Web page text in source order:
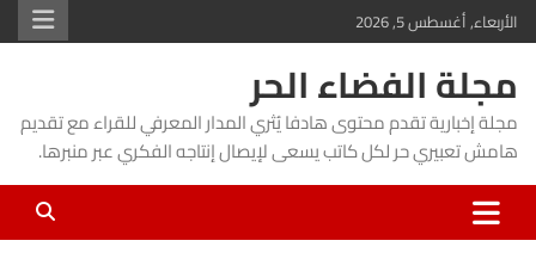
Skip
to
content
الأربعاء, أغسطس 5, 2026
مجلة الفضاء الحر
مجلة إخبارية تقدم محتوى هادفا يُثري المدار المعرفي للقراء مع تقديم
هامش تعبيري حر لكل كاتب يسعى لإيصال إنتاجه الفكري عبر منبرها.